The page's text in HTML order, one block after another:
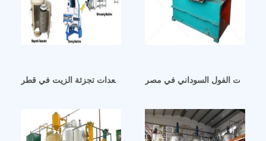
المورد المحترف لمعدات تجزئة الزيت في قطرعصر زيت الفول السوداني في مصر